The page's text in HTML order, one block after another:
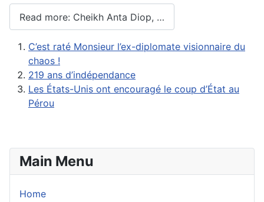
Read more: Cheikh Anta Diop, …
C’est raté Monsieur l’ex-diplomate visionnaire du
chaos !
219 ans d’indépendance
Les États-Unis ont encouragé le coup d’État au
Pérou
Main Menu
Home